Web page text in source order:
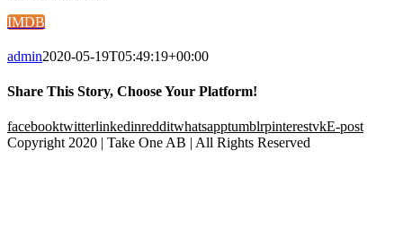
IMDB
admin2020-05-19T05:49:19+00:00
Share This Story, Choose Your Platform!
facebooktwitterlinkedinredditwhatsapptumblrpinterestvkE-post
Copyright 2020 | Take One AB | All Rights Reserved